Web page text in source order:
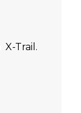
Trail.